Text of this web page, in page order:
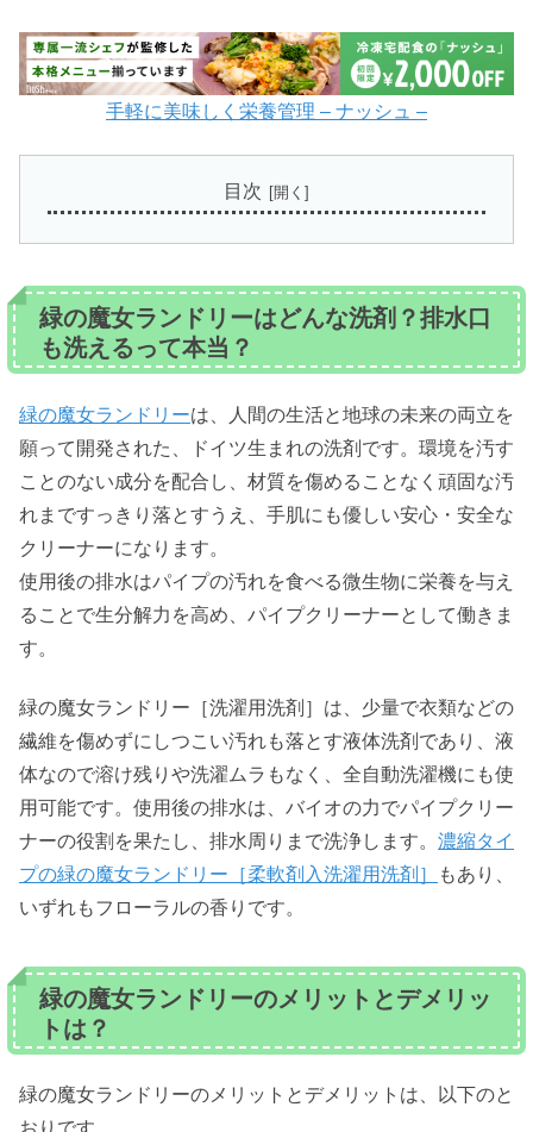
手軽に美味しく栄養管理 – ナッシュ –
目次
緑の魔女ランドリーはどんな洗剤？排水口
も洗えるって本当？
緑の魔女ランドリーは、人間の生活と地球の未来の両立を
願って開発された、ドイツ生まれの洗剤です。環境を汚す
ことのない成分を配合し、材質を傷めることなく頑固な汚
れまですっきり落とすうえ、手肌にも優しい安心・安全な
クリーナーになります。
使用後の排水はパイプの汚れを食べる微生物に栄養を与え
ることで生分解力を高め、パイプクリーナーとして働きま
す。
緑の魔女ランドリー［洗濯用洗剤］は、少量で衣類などの
繊維を傷めずにしつこい汚れも落とす液体洗剤であり、液
体なので溶け残りや洗濯ムラもなく、全自動洗濯機にも使
用可能です。使用後の排水は、バイオの力でパイプクリー
ナーの役割を果たし、排水周りまで洗浄します。 濃縮タイ
プの緑の魔女ランドリー［柔軟剤入洗濯用洗剤］
もあり、
いずれもフローラルの香りです。
緑の魔女ランドリーのメリットとデメリッ
トは？
緑の魔女ランドリーのメリットとデメリットは、以下のと